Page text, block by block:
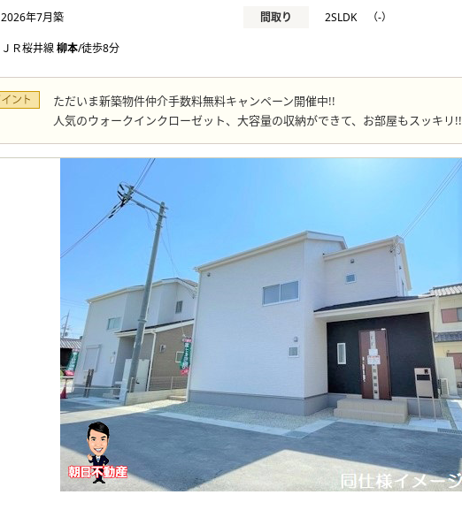
2026年7月築 間取り 2SLDK （-）
ＪＲ桜井線柳本/徒歩8分
ただいま新築物件仲介手数料無料キャンペーン開催中!!
人気のウォークインクローゼット、大容量の収納ができて、お部屋もスッキリ!!